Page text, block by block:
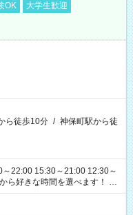
OK
大学生歓迎
ら徒歩10分 / 神保町駅から徒
22:00 15:30～21:00 12:30～
す